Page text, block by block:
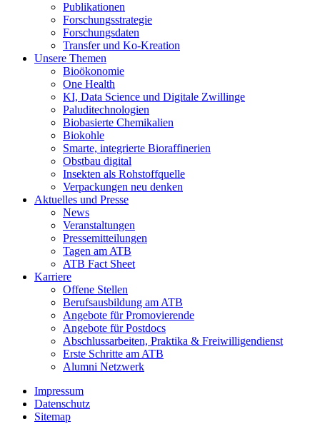
Publikationen
Forschungsstrategie
Forschungsdaten
Transfer und Ko-Kreation
Unsere Themen
Bioökonomie
One Health
KI, Data Science und Digitale Zwillinge
Paluditechnologien
Biobasierte Chemikalien
Biokohle
Smarte, integrierte Bioraffinerien
Obstbau digital
Insekten als Rohstoffquelle
Verpackungen neu denken
Aktuelles und Presse
News
Veranstaltungen
Pressemitteilungen
Tagen am ATB
ATB Fact Sheet
Karriere
Offene Stellen
Berufsausbildung am ATB
Angebote für Promovierende
Angebote für Postdocs
Abschlussarbeiten, Praktika & Freiwilligendienst
Erste Schritte am ATB
Alumni Netzwerk
Impressum
Datenschutz
Sitemap